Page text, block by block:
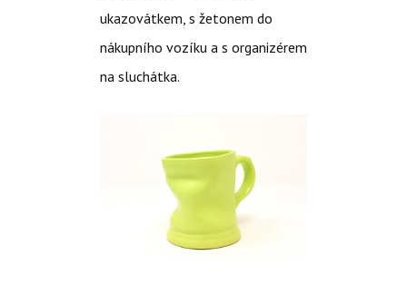
ukazovátkem, s žetonem do
nákupního vozíku a s organizérem
na sluchátka.